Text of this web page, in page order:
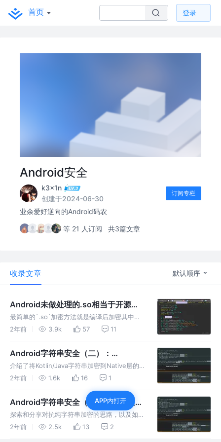
首页 登录
Android安全
k3x1n
创建于2024-06-30
订阅专栏
业余爱好逆向的Android码农
等 21 人订阅 共3篇文章
收录文章 默认顺序
Android未做处理的.so相当于开源！
编写插件简单加密Native层代码
最简单的`.so`加密方法就是编译后加密其中的
`.text`, 在运行时解密, 解密函数不能定义在
密的代码执行前调用
2年前 3.9k 57 11
Android字符串安全（二）：
Kotlin/Java字符串加密到Native层，
扩展StringFog插件
介绍了将Kotlin/Java字符串加密到Native层的
关键步骤，以及一些相关技巧。基于StringFog
2年前 1.6k 16 1
Android字符串安全（一）：如何逆向
破解纯Kotlin/Java的字符串加密/混淆
探索和分享对抗纯字符串加密的思路，以及如何
扩展StringFog，让字符串变得更安全。这一篇
2年前 2.5k 13 2
APP内打开